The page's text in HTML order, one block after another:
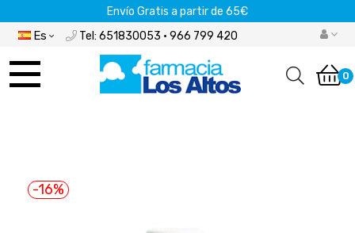
Envío Gratis a partir de 65€
Es Tel: 651830053 · 966 799 420
Navegación 0
-16%